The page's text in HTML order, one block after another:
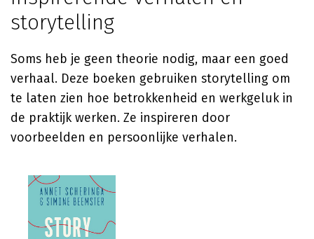
storytelling
Soms heb je geen theorie nodig, maar een goed
verhaal. Deze boeken gebruiken storytelling om
te laten zien hoe betrokkenheid en werkgeluk in
de praktijk werken. Ze inspireren door
voorbeelden en persoonlijke verhalen.